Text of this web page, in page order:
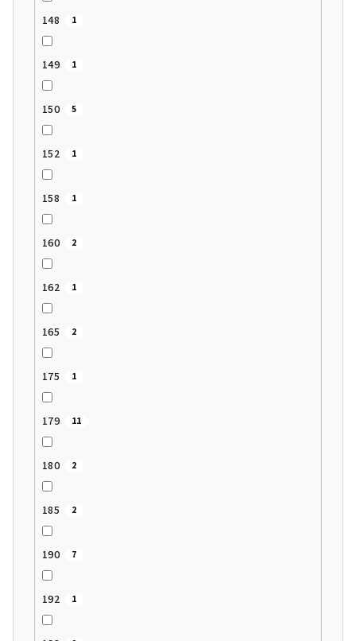
148 1
149 1
150 5
152 1
158 1
160 2
162 1
165 2
175 1
179 11
180 2
185 2
190 7
192 1